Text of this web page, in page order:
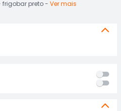
frigobar preto Ver mais